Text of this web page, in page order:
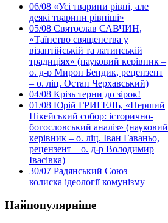
06/08 «Усі тварини рівні, але
деякі тварини рівніші»
05/08 Святослав САВЧИН,
«Таїнство священства у
візантійській та латинській
традиціях» (науковий керівник –
о. д-р Мирон Бендик, рецензент
– о. ліц. Остап Черхавський)
04/08 Крізь терни до зірок!
01/08 Юрій ГРИГЕЛЬ, «Перший
Нікейський собор: історично-
богословський аналіз» (науковий
керівник – о. ліц. Іван Гаваньо,
рецензент – о. д-р Володимир
Івасівка)
30/07 Радянський Союз –
колиска ідеології комунізму
Найпопулярніше